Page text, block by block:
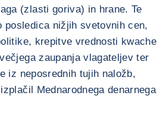
(zlasti goriva) in hrane. Te
posledica nižjih svetovnih cen,
krepitve vrednosti kwache
zaupanja vlagateljev ter
iz neposrednih tujih naložb,
Mednarodnega denarnega